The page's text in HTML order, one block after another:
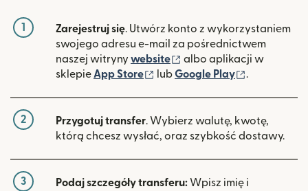
1 Zarejestruj się. Utwórz konto z wykorzystaniem
swojego adresu e-mail za pośrednictwem
naszej witryny website (otwiera się w nowym
albo aplikacji w
sklepie App Store (otwiera się w nowym oknie)
lubGoogle Play .
2 Przygotuj transfer. Wybierz walutę, kwotę,
którą chcesz wysłać, oraz szybkość dostawy.
3 Podaj szczegóły transferu: Wpisz imię i